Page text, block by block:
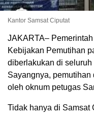
Kantor Samsat Ciputat
JAKARTA–
Kebijakan Pemutihan
diberlakukan di
Sayangnya,
oleh oknum petugas
Tidak hanya di Samsat